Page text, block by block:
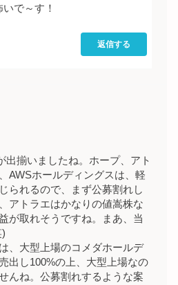
で～す！
返信する
出揃いましたね。ホープ、アト
AWSホールディングスは、軽
られるので、まず公募割れし
アトラエはかなりの値嵩株な
が取れそうですね。まあ、当
、大型上場のコメダホールデ
出し100%の上、大型上場なの
んね。公募割れするような案